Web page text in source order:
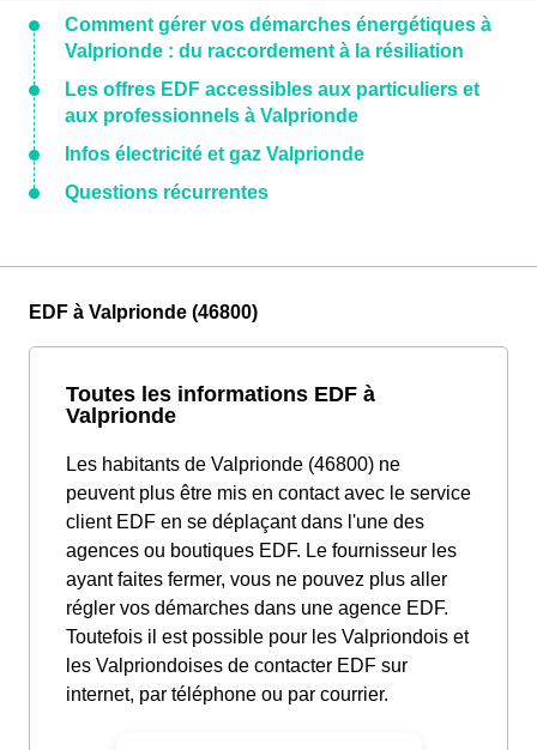
Comment gérer vos démarches énergétiques à
Valprionde : du raccordement à la résiliation
Les offres EDF accessibles aux particuliers et
aux professionnels à Valprionde
Infos électricité et gaz Valprionde
Questions récurrentes
EDF à Valprionde (46800)
Toutes les informations EDF à
Valprionde
Les habitants de Valprionde (46800) ne
peuvent plus être mis en contact avec le service
client EDF en se déplaçant dans l'une des
agences ou boutiques EDF. Le fournisseur les
ayant faites fermer, vous ne pouvez plus aller
régler vos démarches dans une agence EDF.
Toutefois il est possible pour les Valpriondois et
les Valpriondoises de contacter EDF sur
internet, par téléphone ou par courrier.